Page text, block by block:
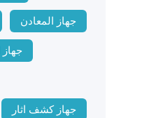
جهاز المعادن
جهاز
جهاز كشف اثار